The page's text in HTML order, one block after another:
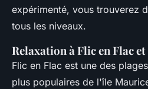
expérimenté, vous trouverez
tous les niveaux.
Relaxation à Flic en Flac
Flic en Flac est une des
plus populaires de l'île